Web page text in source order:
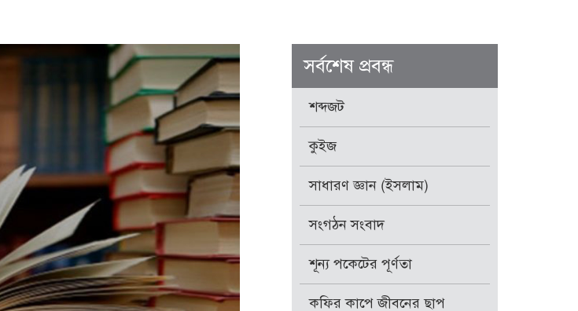
সর্বশেষ প্রবন্ধ
শব্দজট
কুইজ
সাধারণ জ্ঞান (ইসলাম)
সংগঠন সংবাদ
শূন্য পকেটের পূর্ণতা
কফির কাপে জীবনের ছাপ